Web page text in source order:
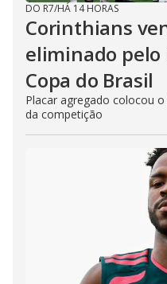
DO R7/HÁ 14 HORAS
Corinthians
eliminado
Copa do Brasil
Placar agregado colocou
da competição